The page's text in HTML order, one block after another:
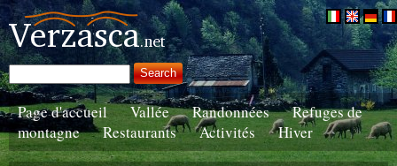
Page d'accueil Vallée Randonnées
Refuges de
montagne
Restaurants Activités Hiver